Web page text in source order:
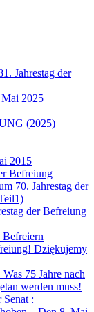
Jahrestag der
2025
(2025)
2015
Befreiung
70. Jahrestag der
der Befreiung
Dziękujemy
75 Jahre nach
werden muss!
: